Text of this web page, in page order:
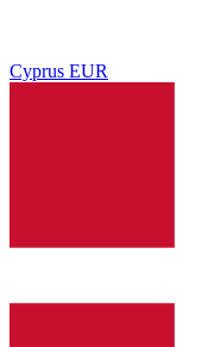
Cyprus EUR